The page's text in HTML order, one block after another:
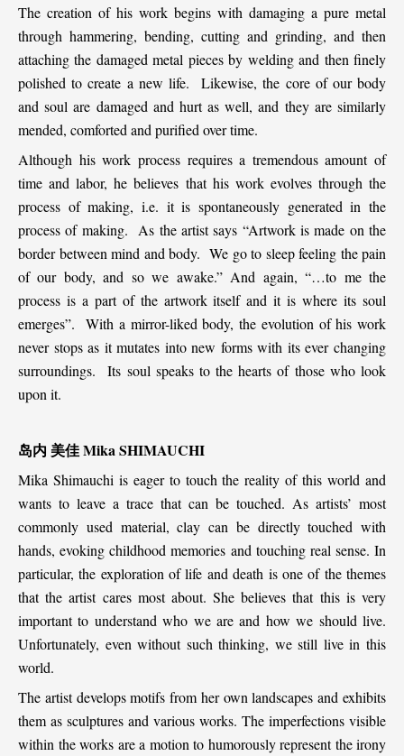
The creation of his work begins with damaging a pure metal
through hammering, bending, cutting and grinding, and then
attaching the damaged metal pieces by welding and then finely
polished to create a new life. Likewise, the core of our body
and soul are damaged and hurt as well, and they are similarly
mended, comforted and purified over time.
Although his work process requires a tremendous amount of
time and labor, he believes that his work evolves through the
process of making, i.e. it is spontaneously generated in the
process of making. As the artist says “Artwork is made on the
border between mind and body. We go to sleep feeling the pain
of our body, and so we awake.” And again, “…to me the
process is a part of the artwork itself and it is where its soul
emerges”. With a mirror-liked body, the evolution of his work
never stops as it mutates into new forms with its ever changing
surroundings. Its soul speaks to the hearts of those who look
upon it.
岛内 美佳Mika SHIMAUCHI
Mika Shimauchi is eager to touch the reality of this world and
wants to leave a trace that can be touched. As artists’ most
commonly used material, clay can be directly touched with
hands, evoking childhood memories and touching real sense. In
particular, the exploration of life and death is one of the themes
that the artist cares most about. She believes that this is very
important to understand who we are and how we should live.
Unfortunately, even without such thinking, we still live in this
world.
The artist develops motifs from her own landscapes and exhibits
them as sculptures and various works. The imperfections visible
within the works are a motion to humorously represent the irony